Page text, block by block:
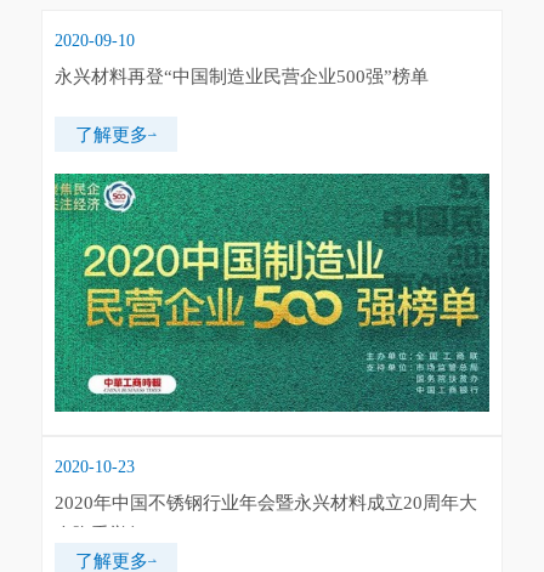
2020-09-10
永兴材料再登“中国制造业民营企业500强”榜单
了解更多
2020-10-23
2020年中国不锈钢行业年会暨永兴材料成立20周年大
会隆重举行
了解更多